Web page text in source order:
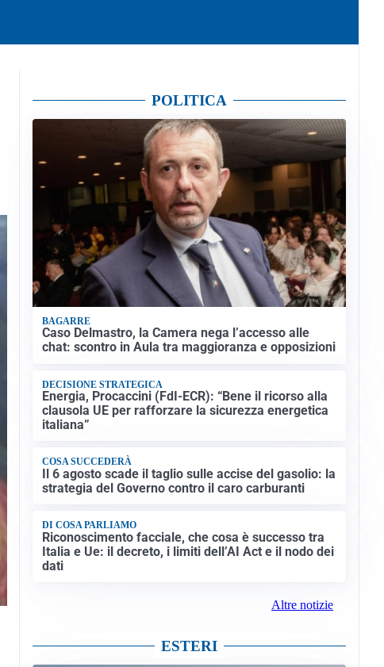
POLITICA
BAGARRE
Caso Delmastro, la Camera nega l’accesso alle
chat: scontro in Aula tra maggioranza e opposizioni
DECISIONE STRATEGICA
Energia, Procaccini (FdI-ECR): “Bene il ricorso alla
clausola UE per rafforzare la sicurezza energetica
italiana”
COSA SUCCEDERÀ
Il 6 agosto scade il taglio sulle accise del gasolio: la
strategia del Governo contro il caro carburanti
DI COSA PARLIAMO
Riconoscimento facciale, che cosa è successo tra
Italia e Ue: il decreto, i limiti dell’AI Act e il nodo dei
dati
Altre notizie
ESTERI